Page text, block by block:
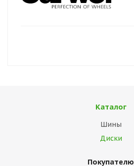
Каталог
Шины
Диски
Покупателю